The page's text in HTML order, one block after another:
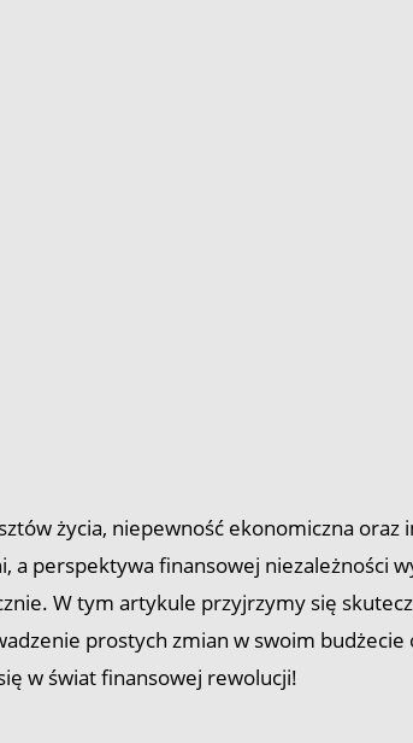
życia, niepewność ekonomiczna
perspektywa finansowej niezależności
W tym artykule przyjrzymy się
prostych zmian w swoim
w świat finansowej rewolucji!